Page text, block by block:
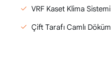
VRF Kaset Klima Sistemi
Çift Tarafı Camlı Döküm